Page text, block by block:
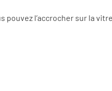
pouvez l’accrocher sur la